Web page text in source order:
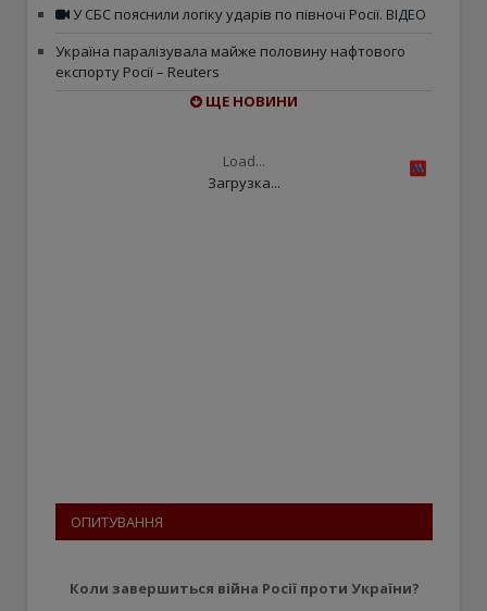
У СБС пояснили логіку ударів по півночі Росії. ВІДЕО
Україна паралізувала майже половину нафтового
експорту Росії – Reuters
ЩЕ НОВИНИ
Load...
Загрузка...
ОПИТУВАННЯ
Коли завершиться війна Росії проти України?